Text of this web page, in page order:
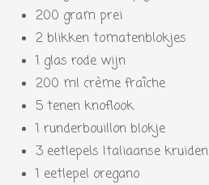
200 gram prei
2 blikken tomatenblokjes
1 glas rode wijn
200 ml crème fraîche
5 tenen knoflook
1 runderbouillon blokje
3 eetlepels Italiaanse kruiden
1 eetlepel oregano